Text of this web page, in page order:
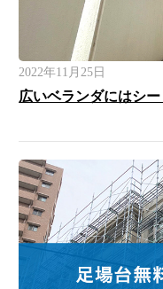
2022年11月25日
広いベランダにはシ